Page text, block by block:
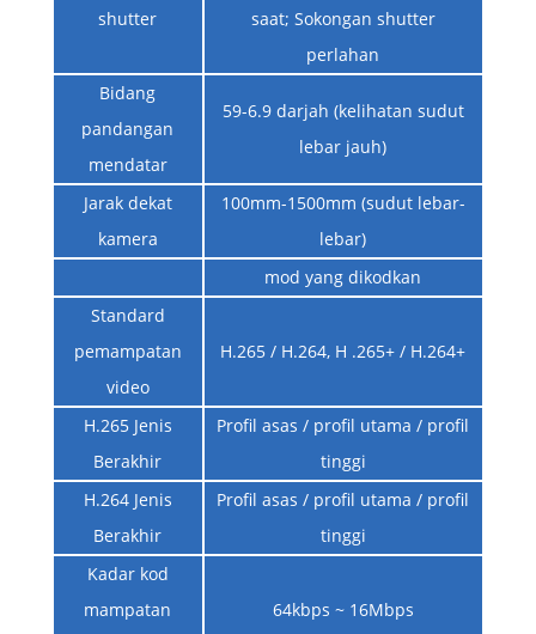
shutter
saat; Sokongan shutter
perlahan
Bidang
pandangan
mendatar
59-6.9 darjah (kelihatan sudut
lebar jauh)
Jarak dekat
kamera
100mm-1500mm (sudut lebar-
lebar)
mod yang dikodkan
Standard
pemampatan
video
H.265 / H.264, H .265+ / H.264+
H.265 Jenis
Berakhir
Profil asas / profil utama / profil
tinggi
H.264 Jenis
Berakhir
Profil asas / profil utama / profil
tinggi
Kadar kod
mampatan
64kbps ~ 16Mbps